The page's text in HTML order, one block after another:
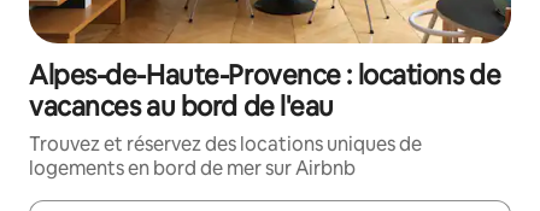
Alpes-de-Haute-Provence : locations de
vacances au bord de l'eau
Trouvez et réservez des locations uniques de
logements en bord de mer sur Airbnb